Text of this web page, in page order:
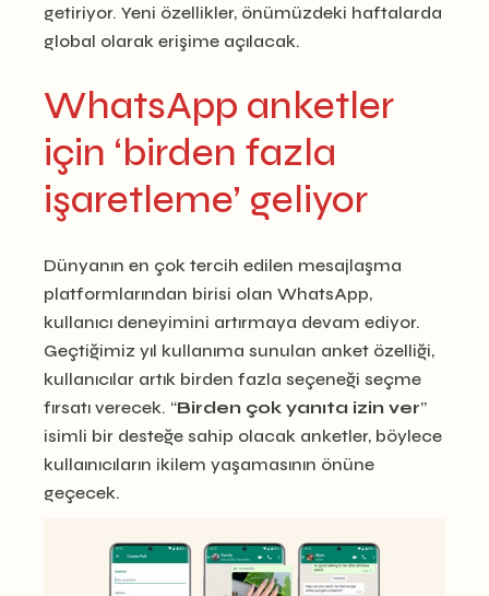
getiriyor. Yeni özellikler, önümüzdeki haftalarda
global olarak erişime açılacak.
WhatsApp anketler
için ‘birden fazla
işaretleme’ geliyor
Dünyanın en çok tercih edilen mesajlaşma
platformlarından birisi olan WhatsApp,
kullanıcı deneyimini artırmaya devam ediyor.
Geçtiğimiz yıl kullanıma sunulan anket özelliği,
kullanıcılar artık birden fazla seçeneği seçme
fırsatı verecek. “Birden çok yanıta izin ver”
isimli bir desteğe sahip olacak anketler, böylece
kullaınıcıların ikilem yaşamasının önüne
geçecek.